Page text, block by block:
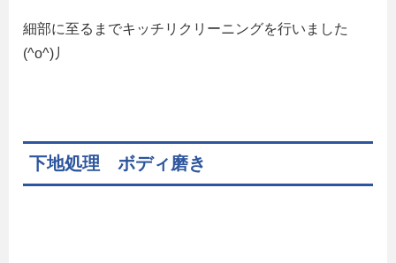
細部に至るまでキッチリクリーニングを行いました
(^o^)丿
下地処理 ボディ磨き